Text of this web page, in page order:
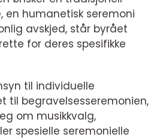
en humanetisk seremoni
avskjed, står byrået
for deres spesifikke
til individuelle
til begravelsesseremonien,
om musikkvalg,
spesielle seremonielle